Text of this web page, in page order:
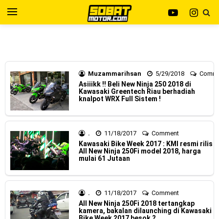
Kawasaki Indonesia resmi merilis KLE500 dan KLE500 SE
Viral Puluhan Yamaha Nmax Neo 155 di lelang 15 Jutaan
dikota Medan, kok bisa ?
Yamaha Indonesia Technician Grand Prix 2025 di
menangkan oleh Robet B Simanullang dari kota Medan !
Indonesia Technician Grand Prix Digelar, Lebih Dari 2
Dekade Komitmen Yamaha Cetak Teknisi Berkualitas Global
AHM Resmi merilis New Honda Beat 2025, warna lebih
mewah !
Muzammarihsan 5/29/2018
Asiiikk !! Beli New Ninja 250 2018 di
Kawasaki Greentech Riau berhadiah
knalpot WRX Full Sistem !
. 11/18/2017 Comment
Kawasaki Bike Week 2017 : KMI resmi rilis
All New Ninja 250Fi model 2018, harga
mulai 61 Jutaan
. 11/18/2017 Comment
All New Ninja 250Fi 2018 tertangkap
kamera, bakalan dilaunching di Kawasaki